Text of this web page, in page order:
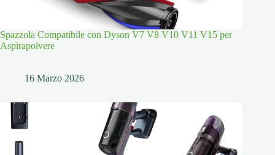
Spazzola Compatibile con Dyson V7 V8 V10 V11 V15 per
Aspirapolvere
16 Marzo 2026